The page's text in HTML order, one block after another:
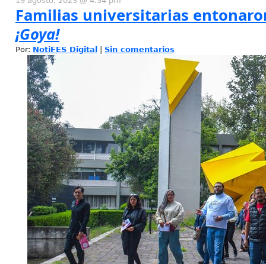
Familias universitarias
¡Goya!
Por: NotiFES Digital Sin comentarios